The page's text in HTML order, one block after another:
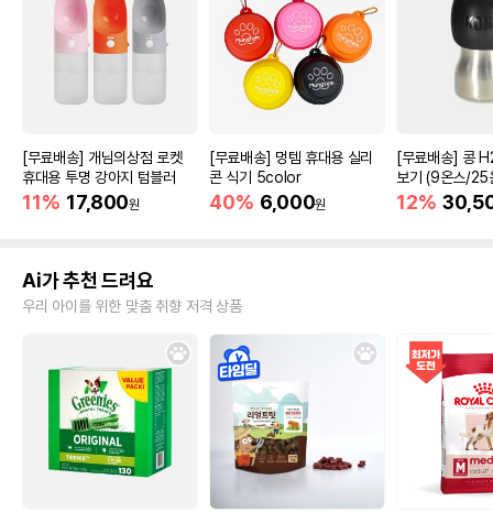
[무료배송] 개님의상점 로켓
휴대용 투명 강아지 텀블러
11% 17,800원
[무료배송] 멍템 휴대용 실리
콘 식기 5color
40% 6,000원
[무료배송] 콩
보기 (9온스/25
12%
Ai가 추천 드려요
우리 아이를 위한 맞춤 취향 저격 상품